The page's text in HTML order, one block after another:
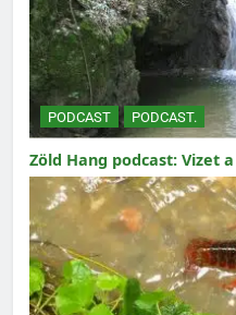
PODCAST PODCAST.
Zöld Hang podcast: Vizet